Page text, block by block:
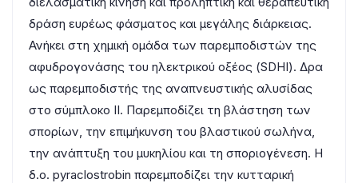
δράση ευρέως φάσματος και μεγάλης διάρκειας.
Ανήκει στη χημική ομάδα των παρεμποδιστών της
αφυδρογονάσης του ηλεκτρικού οξέος (SDHI). Δρα
ως παρεμποδιστής της αναπνευστικής αλυσίδας
στο σύμπλοκο ΙΙ. Παρεμποδίζει τη βλάστηση των
σπορίων, την επιμήκυνση του βλαστικού σωλήνα,
την ανάπτυξη του μυκηλίου και τη σποριογένεση. Η
δ.ο. pyraclostrobin παρεμποδίζει την κυτταρική